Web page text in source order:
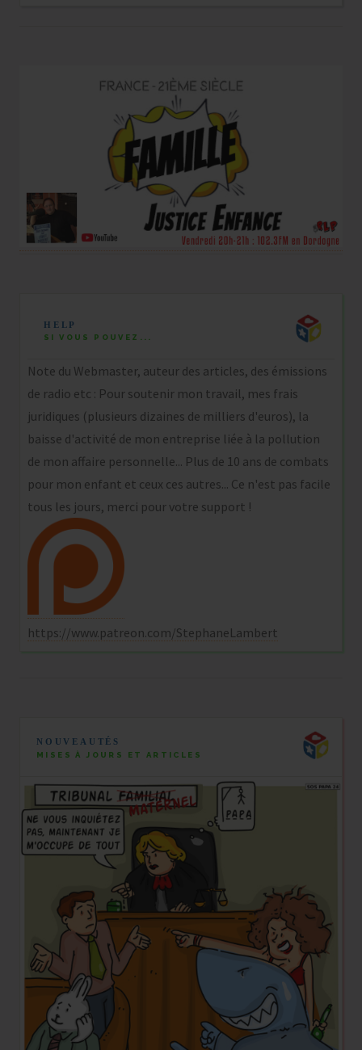
HELP
SI VOUS POUVEZ...
Note du Webmaster, auteur des articles, des émissions
de radio etc : Pour soutenir mon travail, mes frais
juridiques (plusieurs dizaines de milliers d'euros), la
baisse d'activité de mon entreprise liée à la pollution
de mon affaire personnelle... Plus de 10 ans de combats
pour mon enfant et ceux ces autres... Ce n'est pas facile
tous les jours, merci pour votre support !
https://www.patreon.com/StephaneLambert
NOUVEAUTÉS
MISES À JOURS ET ARTICLES